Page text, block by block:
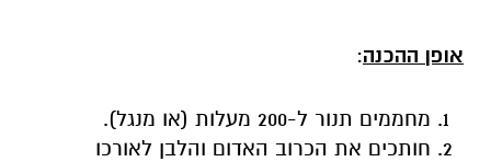
אופן ההכנה:
מחממים תנור ל-200 מעלות (או מנגל).
חותכים את הכרוב האדום והלבן לאורכו